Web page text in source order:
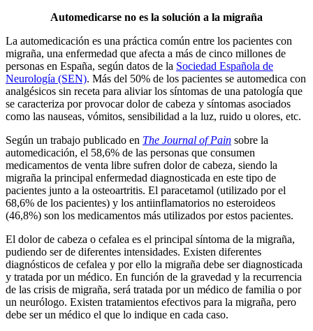
Automedicarse no es la solución a la migraña
La automedicación es una práctica común entre los pacientes con
migraña, una enfermedad que afecta a más de cinco millones de
personas en España, según datos de la Sociedad Española de
Neurología (SEN). Más del 50% de los pacientes se automedica con
analgésicos sin receta para aliviar los síntomas de una patología que
se caracteriza por provocar dolor de cabeza y síntomas asociados
como las nauseas, vómitos, sensibilidad a la luz, ruido u olores, etc.
Según un trabajo publicado en The Journal of Pain sobre la
automedicación, el 58,6% de las personas que consumen
medicamentos de venta libre sufren dolor de cabeza, siendo la
migraña la principal enfermedad diagnosticada en este tipo de
pacientes junto a la osteoartritis. El paracetamol (utilizado por el
68,6% de los pacientes) y los antiinflamatorios no esteroideos
(46,8%) son los medicamentos más utilizados por estos pacientes.
El dolor de cabeza o cefalea es el principal síntoma de la migraña,
pudiendo ser de diferentes intensidades. Existen diferentes
diagnósticos de cefalea y por ello la migraña debe ser diagnosticada
y tratada por un médico. En función de la gravedad y la recurrencia
de las crisis de migraña, será tratada por un médico de familia o por
un neurólogo. Existen tratamientos efectivos para la migraña, pero
debe ser un médico el que lo indique en cada caso.